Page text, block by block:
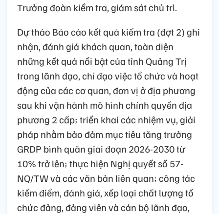
Trưởng đoàn kiểm tra, giám sát chủ trì.
Dự thảo Báo cáo kết quả kiểm tra (đợt 2) ghi
nhận, đánh giá khách quan, toàn diện
những kết quả nổi bật của tỉnh Quảng Trị
trong lãnh đạo, chỉ đạo việc tổ chức và hoạt
động của các cơ quan, đơn vị ở địa phương
sau khi vận hành mô hình chính quyền địa
phương 2 cấp; triển khai các nhiệm vụ, giải
pháp nhằm bảo đảm mục tiêu tăng trưởng
GRDP bình quân giai đoạn 2026-2030 từ
10% trở lên; thực hiện Nghị quyết số 57-
NQ/TW và các văn bản liên quan; công tác
kiểm điểm, đánh giá, xếp loại chất lượng tổ
chức đảng, đảng viên và cán bộ lãnh đạo,